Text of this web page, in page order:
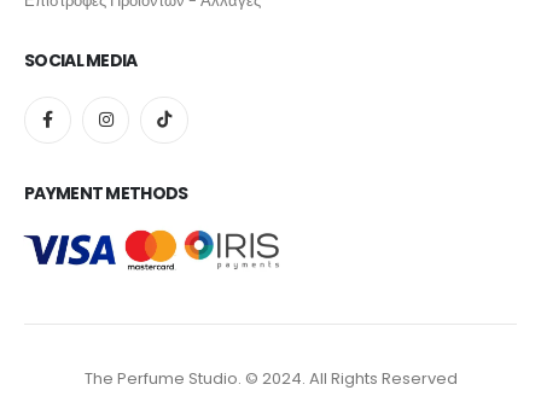
SOCIAL MEDIA
PAYMENT METHODS
The Perfume Studio. © 2024. All Rights Reserved